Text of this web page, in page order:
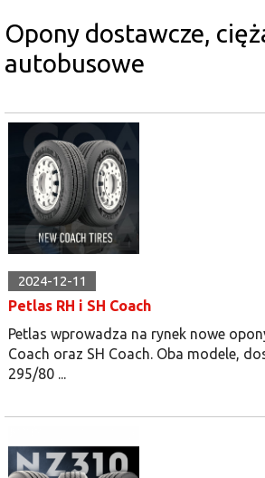
Opony dostawcze,
autobusowe
2024-12-11
Petlas RH i SH Coach
Petlas wprowadza na rynek nowe
Coach oraz SH Coach. Oba modele,
295/80 ...